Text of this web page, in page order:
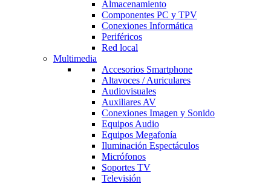
Almacenamiento
Componentes PC y TPV
Conexiones Informática
Periféricos
Red local
Multimedia
Accesorios Smartphone
Altavoces / Auriculares
Audiovisuales
Auxiliares AV
Conexiones Imagen y Sonido
Equipos Audio
Equipos Megafonía
Iluminación Espectáculos
Micrófonos
Soportes TV
Televisión